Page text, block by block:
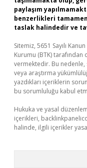
paylaşım
benzerlikleri
taslak halindedir ve
Sitemiz, 5651 Sayılı
Kurumu (BTK) tarafından
vermektedir. Bu
veya araştırma
yazdıkları içeriklerin
bu sorumluluğu kabul
Hukuka ve yasal
içerikleri,
halinde, ilgili içerikler